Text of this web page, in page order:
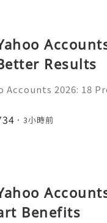
Results
Accounts 2026: 18
3小時前
Benefits